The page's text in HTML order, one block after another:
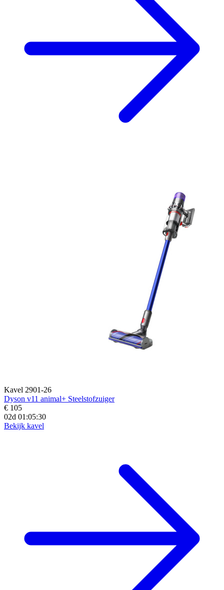
Kavel 2901-26
Dyson v11 animal+ Steelstofzuiger
€ 105
02d 01:05:28
Bekijk kavel